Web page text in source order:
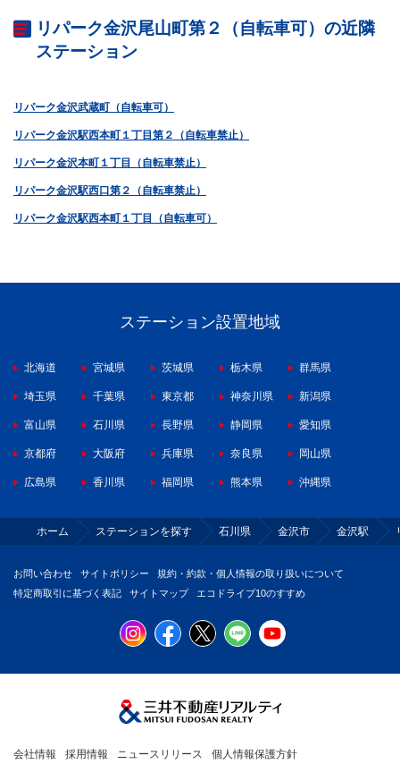
リパーク金沢尾山町第２（自転車可）の近隣
ステーション
リパーク金沢武蔵町（自転車可）
リパーク金沢駅西本町１丁目第２（自転車禁止）
リパーク金沢本町１丁目（自転車禁止）
リパーク金沢駅西口第２（自転車禁止）
リパーク金沢駅西本町１丁目（自転車可）
ステーション設置地域
北海道 宮城県 茨城県 栃木県 群馬県
埼玉県 千葉県 東京都 神奈川県 新潟県
富山県 石川県 長野県 静岡県 愛知県
京都府 大阪府 兵庫県 奈良県 岡山県
広島県 香川県 福岡県 熊本県 沖縄県
ホーム ステーションを探す 石川県 金沢市 金沢駅
お問い合わせ サイトポリシー
規約・約款・個人情報の取り扱いについて
特定商取引に基づく表記
サイトマップ エコドライブ10のすすめ
会社情報 採用情報 ニュースリリース 個人情報保護方針